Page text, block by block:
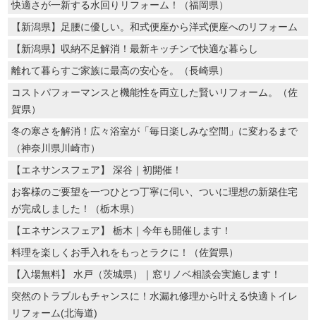
快適さが一新する水回りリフォーム！（福岡県）
【新潟県】足腰に優しい。和式便座から洋式便座へのリフォーム
【新潟県】収納不足解消！最新キッチンで快適な暮らし
離れて暮らすご家族に最高の安心を。（長崎県）
コストパフォーマンスと機能性を両立した賢いリフォーム。（佐
賀県）
冬の寒さを解消！広々浴室が「毎日楽しみな空間」に変わるまで
（神奈川県川崎市）
【エネサンスフェア】 深谷｜初開催！
お客様のご要望を一つひとつ丁寧に伺い、ついに理想の新築住宅
が完成しました！（栃木県）
【エネサンスフェア】 栃木｜今年も開催します！
料理を楽しくお手入れをもっとラクに！（佐賀県）
【入場無料】 水戸（茨城県）｜窓リノベ相談会実施します！
突然のトラブルもチャンスに！水漏れ修理から叶える快適トイレ
リフォーム(北海道)